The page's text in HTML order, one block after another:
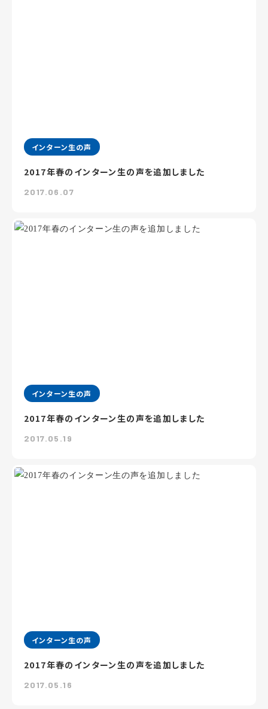
インターン生の声
2017年春のインターン生の声を追加しました
2017.06.07
インターン生の声
2017年春のインターン生の声を追加しました
2017.05.19
インターン生の声
2017年春のインターン生の声を追加しました
2017.05.16